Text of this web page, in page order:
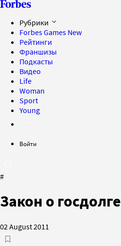
Рубрики
Forbes Games New
Рейтинги
Франшизы
Подкасты
Видео
Life
Woman
Sport
Young
Войти
#
Закон о госдолге
02 August 2011